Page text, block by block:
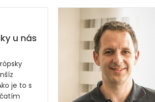
u nás
je to s